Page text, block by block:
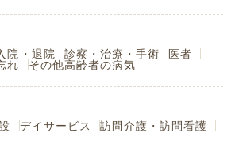
院・退院 診察・治療・手術
医者
れ その他高齢者の病気
デイサービス
訪問介護・訪問看護